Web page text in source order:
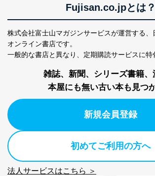
Fujisan.co.jpとは？
株式会社富士山マガジンサービスが運営する、
オンライン書店です。
一般的な書店と異なり、 定期購読サービスに特
雑誌、新聞、シリーズ書籍、
本屋にも無い古い本も見つ
新規会員登録
初めてご利用の方へ
法人サービスはこちら ＞